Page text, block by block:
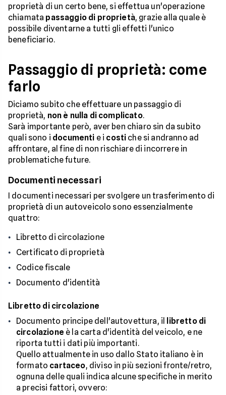
proprietà di un certo bene, si effettua un'operazione
chiamata passaggio di proprietà, grazie alla quale è
possibile diventarne a tutti gli effetti l'unico
beneficiario.
Passaggio di proprietà: come
farlo
Diciamo subito che effettuare un passaggio di
proprietà, non è nulla di complicato.
Sarà importante però, aver ben chiaro sin da subito
quali sono i documenti e i costi che si andranno ad
affrontare, al fine di non rischiare di incorrere in
problematiche future.
Documenti necessari
I documenti necessari per svolgere un trasferimento di
proprietà di un autoveicolo sono essenzialmente
quattro:
Libretto di circolazione
Certificato di proprietà
Codice fiscale
Documento d'identità
Libretto di circolazione
Documento principe dell'autovettura, il
libretto di
circolazione è la carta d'identità del veicolo, e ne
riporta tutti i dati più importanti.
Quello attualmente in uso dallo Stato italiano è in
formato cartaceo, diviso in più sezioni fronte/retro,
ognuna delle quali indica alcune specifiche in merito
a precisi fattori, ovvero: